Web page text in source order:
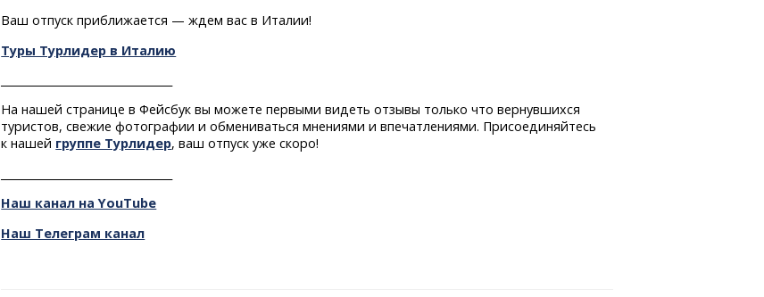
Ваш отпуск приближается — ждем вас в Италии!
Туры Турлидер в Италию
На нашей странице в Фейсбук вы можете первыми видеть отзывы только что вернувшихся
туристов, свежие фотографии и обмениваться мнениями и впечатлениями. Присоединяйтесь
к нашей группе Турлидер, ваш отпуск уже скоро!
Наш канал на YouTube
Наш Телеграм канал